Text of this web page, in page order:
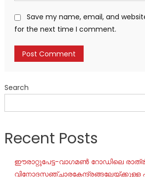
Save my name, email, and
for the next time I comment.
Search
Recent Posts
ഈരാറ്റുപേട്ട-വാഗമൺ റോഡിലെ
വിനോദസഞ്ചാരകേന്ദ്രങ്ങലേയ്ക്കുള്ള